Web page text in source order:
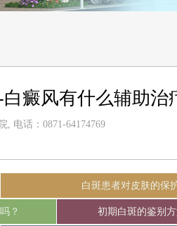
癜风有什么辅助治
, 电话：0871-64174769
白斑患者对皮肤的保
？ 初期白斑的鉴别